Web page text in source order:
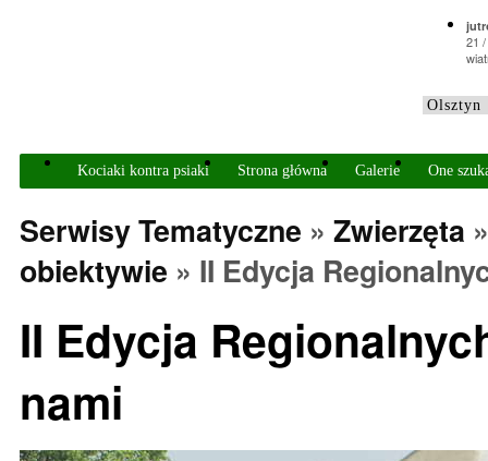
21 /
Kociaki kontra psiaki Strona główna Galerie One
Serwisy Tematyczne » Zwierzęta
obiektywie » II Edycja
II Edycja
nami